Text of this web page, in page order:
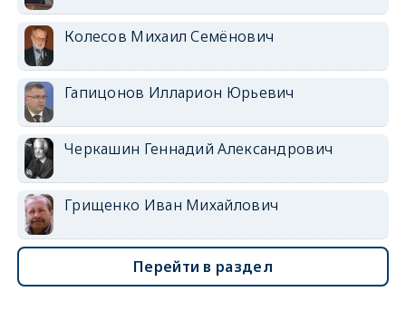
Колесов Михаил Семёнович
Гапицонов Илларион Юрьевич
Черкашин Геннадий Александрович
Грищенко Иван Михайлович
Перейти в раздел